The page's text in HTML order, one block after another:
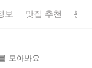
보 맛집 추천 분
모아봐요